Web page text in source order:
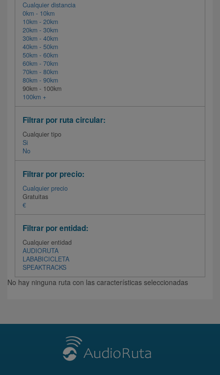
Cualquier distancia
0km - 10km
10km - 20km
20km - 30km
30km - 40km
40km - 50km
50km - 60km
60km - 70km
70km - 80km
80km - 90km
90km - 100km
100km +
Filtrar por ruta circular:
Cualquier tipo
Si
No
Filtrar por precio:
Cualquier precio
Gratuitas
€
Filtrar por entidad:
Cualquier entidad
AUDIORUTA
LABABICICLETA
SPEAKTRACKS
No hay ninguna ruta con las características seleccionadas